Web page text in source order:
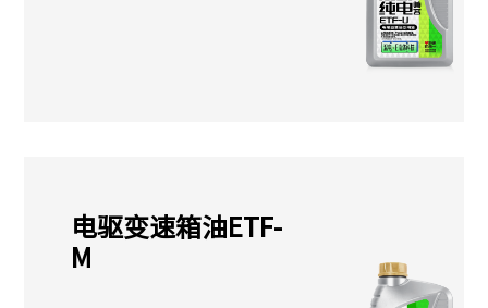
电驱变速箱油ETF-
M